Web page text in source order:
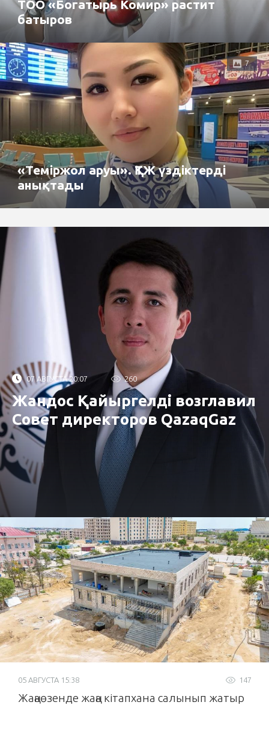
ТОО «Богатырь Комир» растит
батыров
7
«Теміржол аруы». ҚТЖ үздіктерді
анықтады
07 АВГУСТА 20:07 260
Жандос Қайыргелді возглавил
Совет директоров QazaqGaz
147
05 АВГУСТА 15:38
Жаңаөзенде жаңа кітапхана салынып жатыр